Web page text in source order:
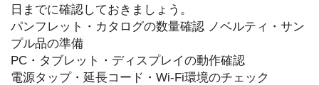
日までに確認しておきましょう。
パンフレット・カタログの数量確認 ノベルティ・サン
プル品の準備
PC・タブレット・ディスプレイの動作確認
電源タップ・延長コード・Wi-Fi環境のチェック